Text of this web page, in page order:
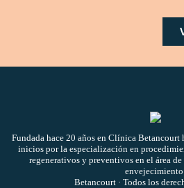
Fundada hace 20 años en Clínica Betancourt
inicios por la especialización en
regenerativos y preventivos en el área
envejecimiento.
Betancourt · Todos los